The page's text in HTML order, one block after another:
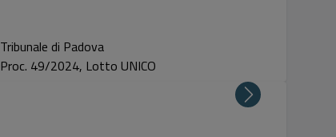
Tribunale di Padova
Proc. 49/2024, Lotto UNICO